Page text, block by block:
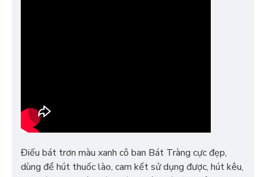
Điếu bát trơn màu xanh cô ban Bát Tràng cực đẹp,
dùng để hút thuốc lào, cam kết sử dụng được, hút kêu,